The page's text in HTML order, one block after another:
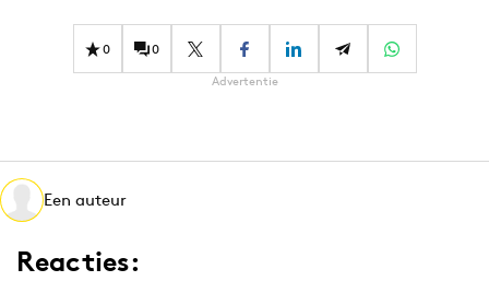
Gedragsverandering
Influencer marketing
Media
Merkstrategie
PR
Programmatic
0 0
Advertentie
Een auteur
Reacties: